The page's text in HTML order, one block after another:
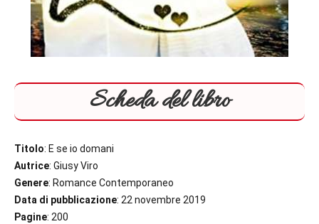
Scheda del libro
Titolo: E se io domani
Autrice: Giusy Viro
Genere: Romance Contemporaneo
Data di pubblicazione: 22 novembre 2019
Pagine: 200